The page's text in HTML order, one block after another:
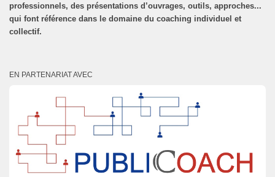
professionnels, des présentations d’ouvrages, outils, approches...
qui font référence dans le domaine du coaching individuel et
collectif.
EN PARTENARIAT AVEC